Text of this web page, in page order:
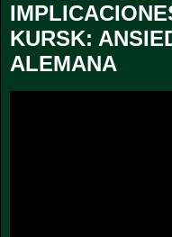
KURSK:
ALEMANA